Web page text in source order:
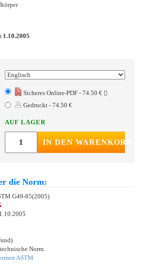
1.10.2005
Sicheres Online-PDF - 74.50 €
Gedruckt - 74.50 €
AUF LAGER
IN DEN WARENKORB
die Norm:
G49-85(2005)
1.10.2005
Norm
ASTM